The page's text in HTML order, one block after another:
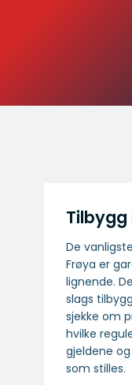
Tilbygg
De
Frøya er
lignende.
slags
sjekke om
hvilke
gjeldene
som stilles.